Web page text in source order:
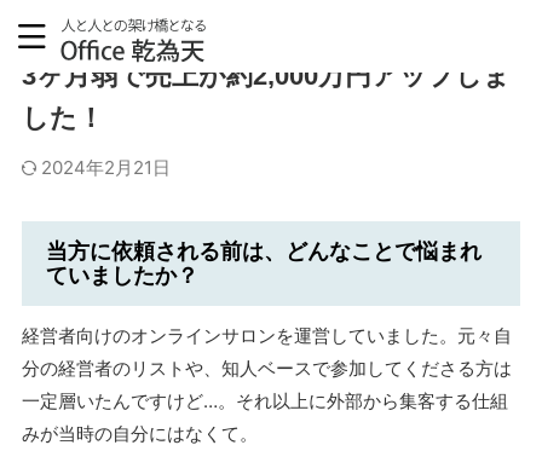
3ヶ月弱で売上が約2,000万円アップしま
した！
2024年2月21日
当方に依頼される前は、どんなことで悩まれ
ていましたか？
経営者向けのオンラインサロンを運営していました。元々自
分の経営者のリストや、知人ベースで参加してくださる方は
一定層いたんですけど…。それ以上に外部から集客する仕組
みが当時の自分にはなくて。